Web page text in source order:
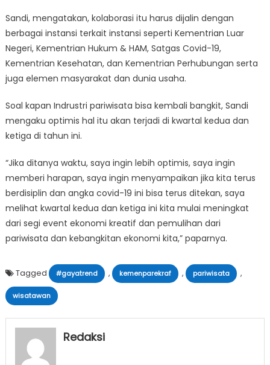
Sandi, mengatakan, kolaborasi itu harus dijalin dengan
berbagai instansi terkait instansi seperti Kementrian Luar
Negeri, Kementrian Hukum & HAM, Satgas Covid-19,
Kementrian Kesehatan, dan Kementrian Perhubungan serta
juga elemen masyarakat dan dunia usaha.
Soal kapan Indrustri pariwisata bisa kembali bangkit, Sandi
mengaku optimis hal itu akan terjadi di kwartal kedua dan
ketiga di tahun ini.
“Jika ditanya waktu, saya ingin lebih optimis, saya ingin
memberi harapan, saya ingin menyampaikan jika kita terus
berdisiplin dan angka covid-19 ini bisa terus ditekan, saya
melihat kwartal kedua dan ketiga ini kita mulai meningkat
dari segi event ekonomi kreatif dan pemulihan dari
pariwisata dan kebangkitan ekonomi kita,” paparnya.
Tagged #gayatrend , kemenparekraf , pariwisata ,
wisatawan
Redaksi